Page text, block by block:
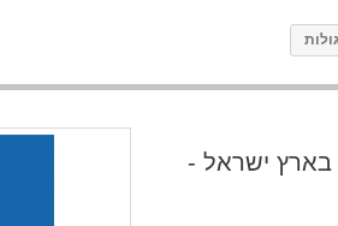
בארץ ישראל -